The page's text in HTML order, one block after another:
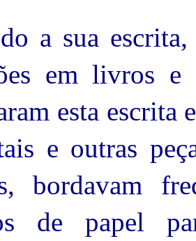
a sua
em livros e
esta escrita
e outras
bordavam
de papel